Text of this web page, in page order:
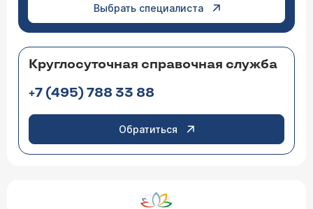
Выбрать специалиста
Круглосуточная справочная служба
+7 (495) 788 33 88
Обратиться